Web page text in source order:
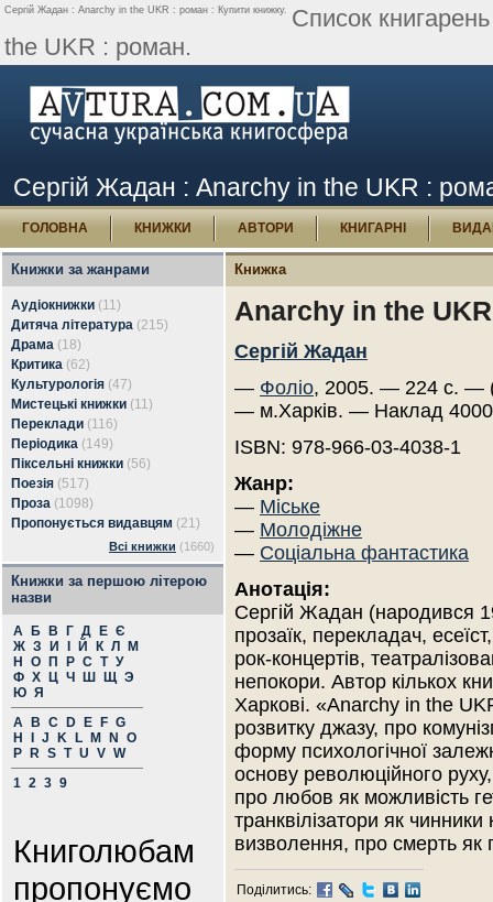
Сергій Жадан : Anarchy in the UKR : роман : Купити книжку. Список
the UKR : роман.
Сергій Жадан : Anarchy in the UKR :
ГОЛОВНА КНИЖКИ АВТОРИ КНИГАРНІ
Книжки за жанрами
Аудіокнижки (11)
Дитяча література (215)
Драма (18)
Критика (62)
Культурологія (47)
Мистецькі книжки (11)
Переклади (116)
Періодика (149)
Піксельні книжки (56)
Поезія (517)
Проза (1098)
Пропонується видавцям (21)
Всі книжки (1660)
Книжки за першою літерою
назви
А Б В Г Д Е Є
Ж З И Й К Л
М
Н
О П Р С Т У
Ф Х Ц Ч Ш Щ Э
Ю Я
A
B C D E F G
H
J K L M N
O
P
R S T U V W
1 2 3 9
Книголюбам
пропонуємо
Книжка
Anarchy in the
Сергій Жадан
— Фоліо, 2005. — 224 с. —
— м.Харків. — Наклад
ISBN: 978-966-03-4038-1
Жанр:
— Міське
— Молодіжне
— Соціальна фантастика
Анотація:
Сергій Жадан (народився
прозаїк, перекладач,
рок-концертів,
непокори. Автор кількох
Харкові. «Anarchy in the
розвитку джазу, про
форму психологічної
основу революційного
про любов як можливість
транквілізатори як чинники
визволення, про смерть
Поділитись: